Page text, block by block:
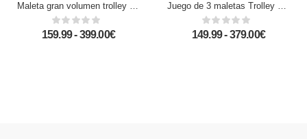
Maleta gran volumen trolley rígida ultraligera, de ABS de alta resistencia con esquinas reforzadas. Cerradura numérica y 4 ruedas dobles extraíbles y giratorias 360°.
159.99 - 399.00€
Juego de 3 maletas Trolley en material ligero de ABS de alta resistencia. Cerradura numérica, 4 ruedas dobles giratorias 360°.
149.99 - 379.00€